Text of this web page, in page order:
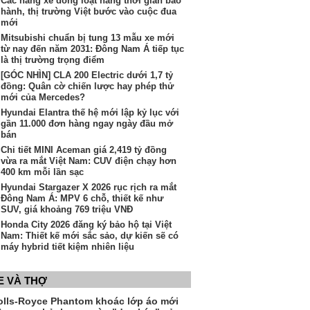
hành, thị trường Việt bước vào cuộc đua
mới
Mitsubishi chuẩn bị tung 13 mẫu xe mới
từ nay đến năm 2031: Đông Nam Á tiếp tục
là thị trường trọng điểm
[GÓC NHÌN] CLA 200 Electric dưới 1,7 tỷ
đồng: Quân cờ chiến lược hay phép thử
mới của Mercedes?
Hyundai Elantra thế hệ mới lập kỷ lục với
gần 11.000 đơn hàng ngay ngày đầu mở
bán
Chi tiết MINI Aceman giá 2,419 tỷ đồng
vừa ra mắt Việt Nam: CUV điện chạy hơn
400 km mỗi lần sạc
Hyundai Stargazer X 2026 rục rịch ra mắt
Đông Nam Á: MPV 6 chỗ, thiết kế như
SUV, giá khoảng 769 triệu VNĐ
Honda City 2026 đăng ký bảo hộ tại Việt
Nam: Thiết kế mới sắc sảo, dự kiến sẽ có
máy hybrid tiết kiệm nhiên liệu
VÀ THỢ
Royce Phantom khoác lớp áo mới